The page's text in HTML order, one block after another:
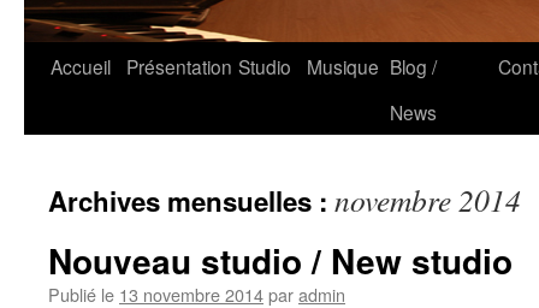
Accueil Présentation Studio Musique Blog /
News
Archives mensuelles : novembre 2014
Nouveau studio / New studio
Publié le 13 novembre 2014paradmin